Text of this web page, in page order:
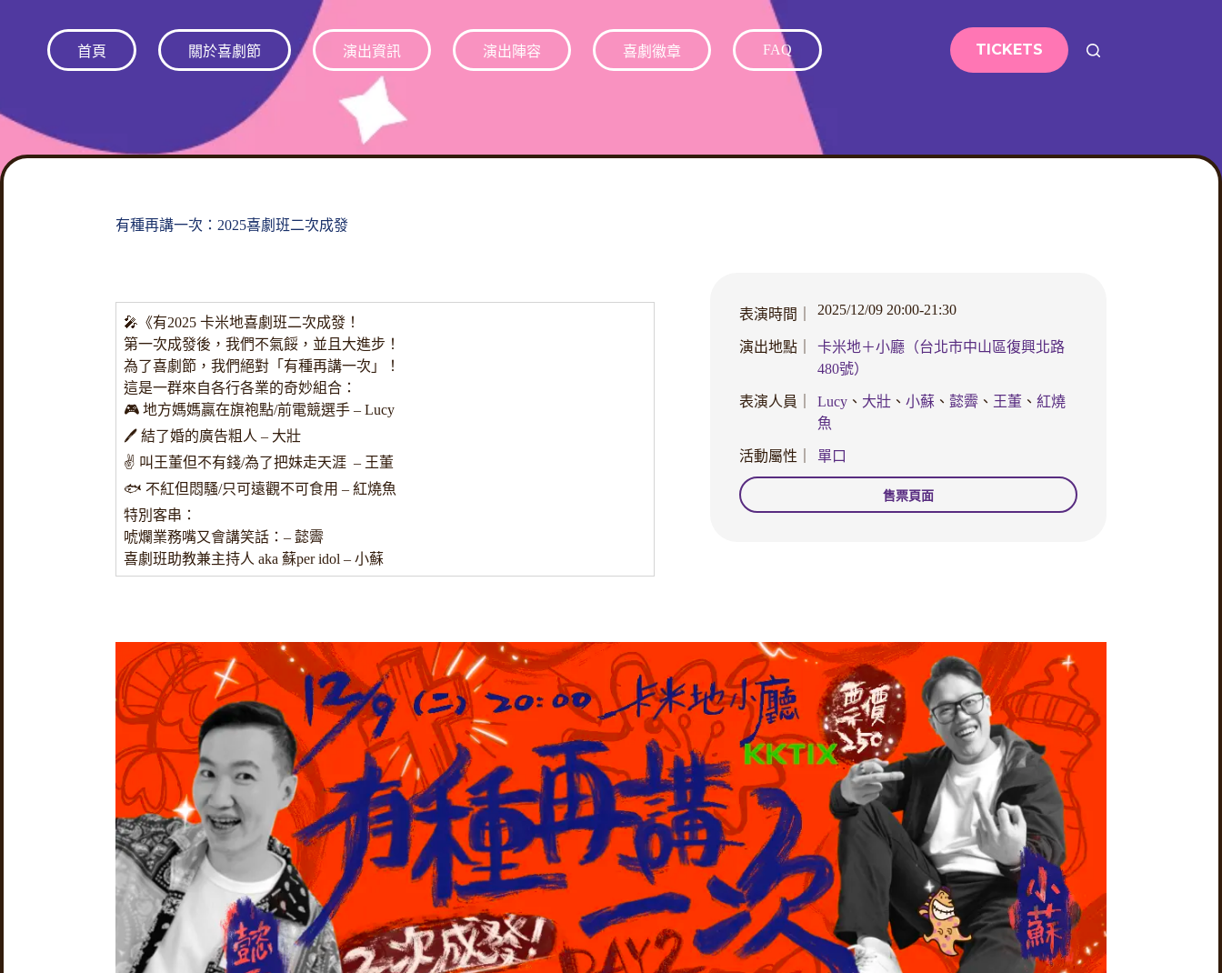
容
首頁 關於喜劇節 演出資訊 演出陣容 喜劇徽章 FAQ TICKETS
有種再講一次：2025喜劇班二次成發
🎤《有2025 卡米地喜劇班二次成發！
第一次成發後，我們不氣餒，並且大進步！
為了喜劇節，我們絕對「有種再講一次」！
這是一群來自各行各業的奇妙組合：
🎮 地方媽媽贏在旗袍點/前電競選手 – Lucy
🖊 結了婚的廣告粗人 – 大壯
✌️ 叫王董但不有錢/為了把妹走天涯 – 王董
🐟 不紅但悶騷/只可遠觀不可食用 – 紅燒魚
特別客串：
唬爛業務嘴又會講笑話：– 懿霽
喜劇班助教兼主持人 aka 蘇per idol – 小蘇
表演時間｜ 2025/12/09 20:00-21:30
演出地點｜
卡米地＋小廳（台北市中山區復興北路
480號）
表演人員｜ Lucy、 大壯、 小蘇 、 懿霽、 王董 、 紅燒
魚
活動屬性｜ 單口
售票頁面